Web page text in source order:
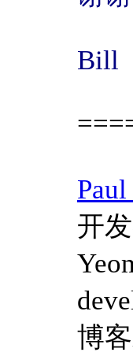
Bill
开
博